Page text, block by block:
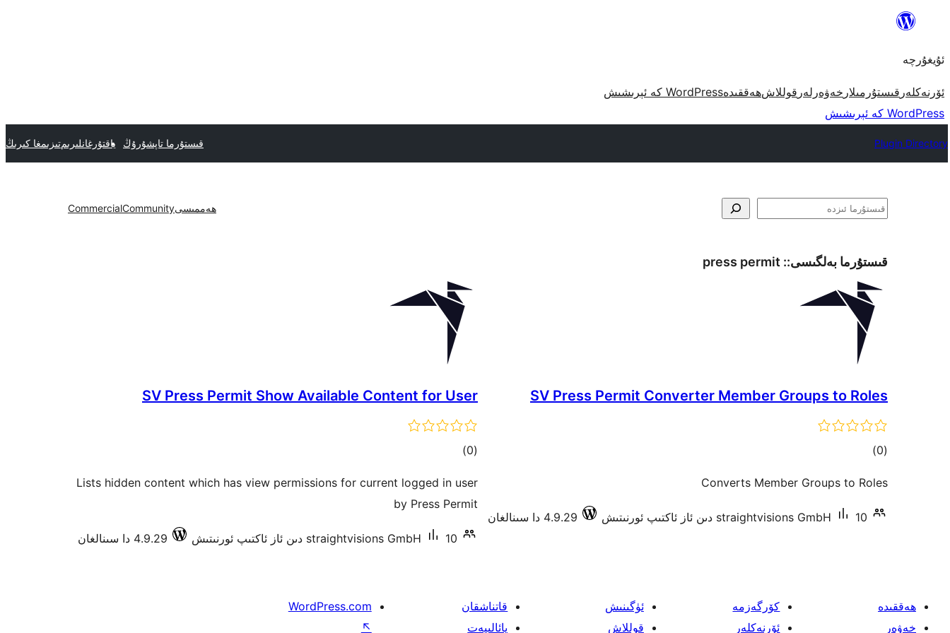
مەزمۇنغا
ئۇيغۇرچە
ئۆرنەكلەر قىستۇرمىلار خەۋەرلەر قوللاشھەققىدەWordPress كە ئېرىشىش
WordPress كە ئېرىشىش
Plugin Directory قىستۇرما تاپشۇرۇڭ ياقتۇرغانلىرىمتىزىمغا كىرىڭ
ئىزدە ھەممىسىCommunity
Commercial
قىستۇرما بەلگىسى:: press permit
SV Press Permit Converter Member Groups to Roles
(0 ئومۇمىي)
Converts Member Groups to Roles
straightvisions GmbH 10 دىن ئاز ئاكتىپ ئورنىتىش 4.9.29 دا سىنالغان
SV Press Permit Show Available Content for User
(0 ئومۇمىي)
Lists hidden content which has view permissions for current logged in user
by Press Permit
straightvisions GmbH 10 دىن ئاز ئاكتىپ ئورنىتىش 4.9.29 دا سىنالغان
ھەققىدە
خەۋەر
كۆرگەزمە
ئۆرنەكلەر
ئۈگىنىش
قوللاش
قاتناشقان
پائالىيەت
WordPress.com
↖